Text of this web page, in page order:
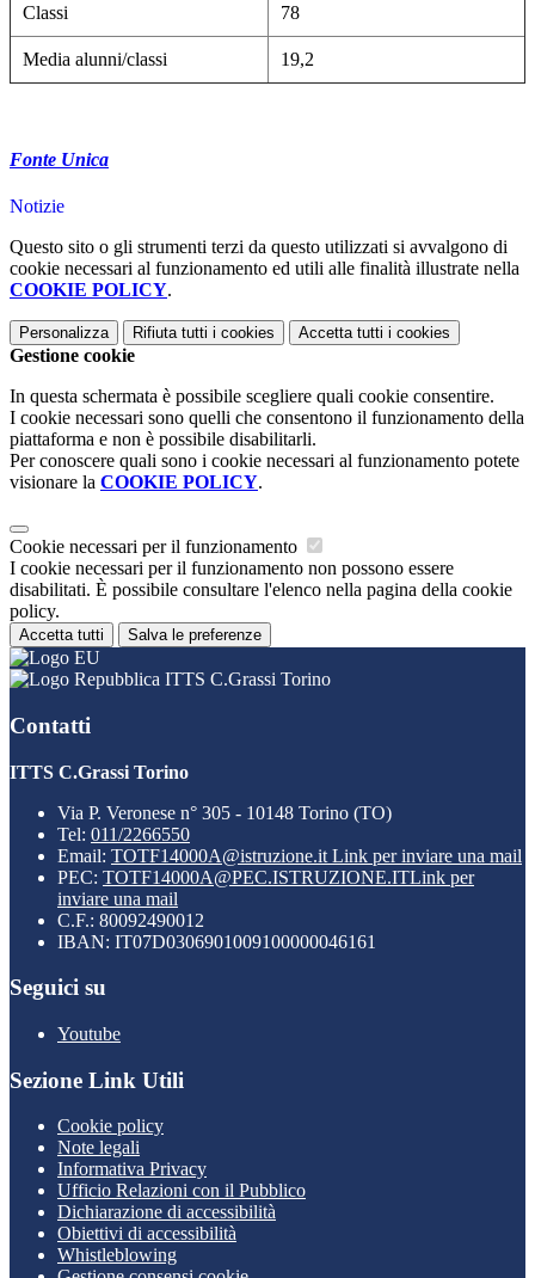
Classi 78
Media alunni/classi 19,2
Fonte Unica
Notizie
Questo sito o gli strumenti terzi da questo utilizzati si avvalgono di
cookie necessari al funzionamento ed utili alle finalità illustrate nella
COOKIE POLICY.
Personalizza Rifiuta tutti i cookies Accetta tutti i cookies
Gestione cookie
In questa schermata è possibile scegliere quali cookie consentire.
I cookie necessari sono quelli che consentono il funzionamento della
piattaforma e non è possibile disabilitarli.
Per conoscere quali sono i cookie necessari al funzionamento potete
visionare la COOKIE POLICY.
Cookie necessari per il funzionamento
I cookie necessari per il funzionamento non possono essere
disabilitati. È possibile consultare l'elenco nella pagina della cookie
policy.
Accetta tutti Salva le preferenze
ITTS C.Grassi Torino
Contatti
ITTS C.Grassi Torino
Via P. Veronese n° 305 - 10148 Torino (TO)
Tel: 011/2266550
Email: TOTF14000A@istruzione.it Link per inviare una mail
PEC: TOTF14000A@PEC.ISTRUZIONE.ITLink per
inviare una mail
C.F.: 80092490012
IBAN: IT07D0306901009100000046161
Seguici su
Youtube
Sezione Link Utili
Cookie policy
Note legali
Informativa Privacy
Ufficio Relazioni con il Pubblico
Dichiarazione di accessibilità
Obiettivi di accessibilità
Whistleblowing